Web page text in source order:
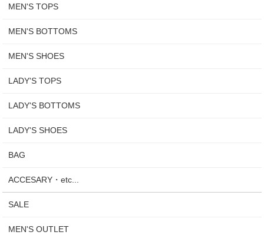
MEN'S TOPS
MEN'S BOTTOMS
MEN'S SHOES
LADY'S TOPS
LADY'S BOTTOMS
LADY'S SHOES
BAG
ACCESARY・etc...
SALE
MEN'S OUTLET